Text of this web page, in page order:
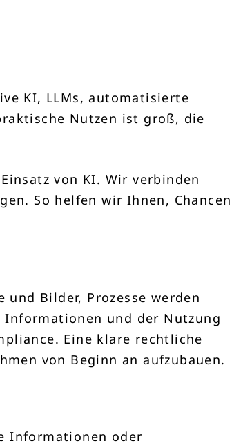
KI, LLMs, automatisierte
Nutzen ist groß, die
von KI. Wir verbinden
So helfen wir Ihnen, Chancen
Bilder, Prozesse werden
und der Nutzung
Eine klare rechtliche
von Beginn an aufzubauen.
Informationen oder